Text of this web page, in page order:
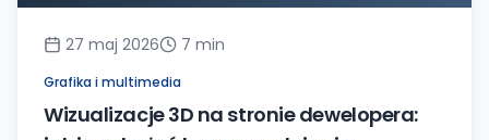
27 maj 2026 7 min
Grafika i multimedia
Wizualizacje 3D na stronie dewelopera: